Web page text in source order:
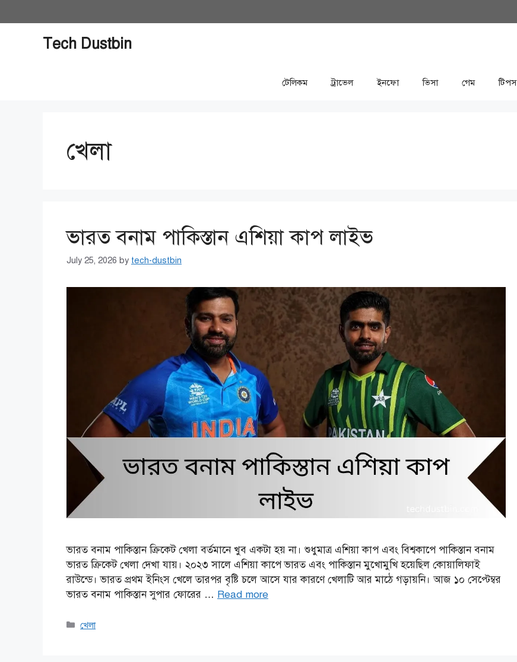
to
Tech Dustbin
টেলিকম ট্রাভেল ইনফো ভিসা গেম টিপস
খেলা
ভারত বনাম পাকিস্তান এশিয়া কাপ লাইভ
July 25, 2026 by tech-dustbin
ভারত বনাম পাকিস্তান ক্রিকেট খেলা বর্তমানে খুব একটা হয় না। শুধুমাত্র এশিয়া কাপ এবং বিশ্বকাপে পাকিস্তান বনাম
ভারত ক্রিকেট খেলা দেখা যায়। ২০২৩ সালে এশিয়া কাপে ভারত এবং পাকিস্তান মুখোমুখি হয়েছিল কোয়ালিফাই
রাউন্ডে। ভারত প্রথম ইনিংস খেলে তারপর বৃষ্টি চলে আসে যার কারণে খেলাটি আর মাঠে গড়ায়নি। আজ ১০ সেপ্টেম্বর
ভারত বনাম পাকিস্তান সুপার ফোরের … Read more
Categories
খেলা